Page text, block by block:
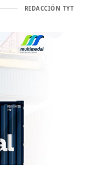
REDACCIÓN TYT